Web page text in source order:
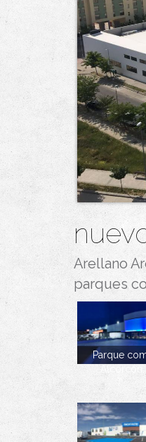
Arellano
parques
Parque